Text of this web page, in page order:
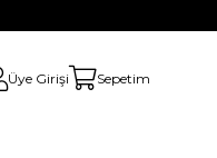
Üye Girişi Sepetim